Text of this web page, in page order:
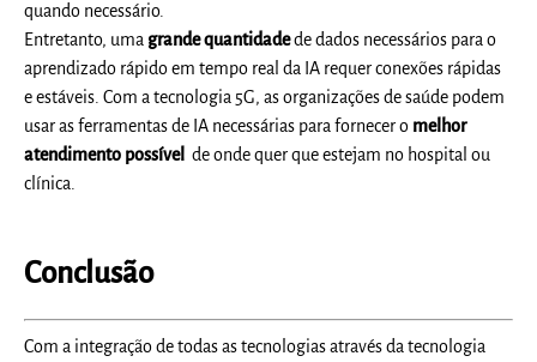
quando necessário.
Entretanto, uma grande quantidadede dados necessários para o
aprendizado rápido em tempo real da IA requer conexões rápidas
e estáveis. Com a tecnologia 5G, as organizações de saúde podem
usar as ferramentas de IA necessárias para fornecer o melhor
atendimento possível de onde quer que estejam no hospital ou
clínica.
Conclusão
Com a integração de todas as tecnologias através da tecnologia